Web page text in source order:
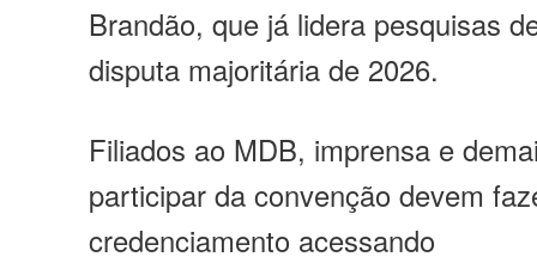
Brandão, que já lidera pesquisas
disputa majoritária de 2026.
Filiados ao MDB, imprensa e
participar da convenção devem
credenciamento acessando